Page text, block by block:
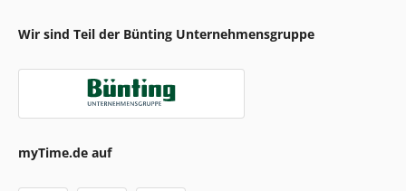
Wir sind Teil der Bünting Unternehmensgruppe
myTime.de auf